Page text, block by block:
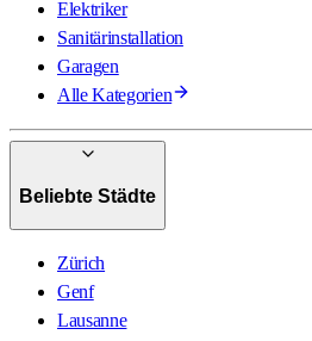
Elektriker
Sanitärinstallation
Garagen
Alle Kategorien
Beliebte Städte
Zürich
Genf
Lausanne